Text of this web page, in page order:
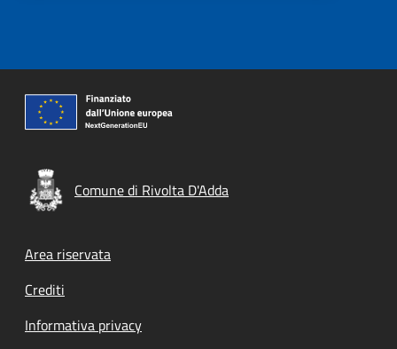
Comune di Rivolta D'Adda
Footer menu
Area riservata
Crediti
Informativa privacy